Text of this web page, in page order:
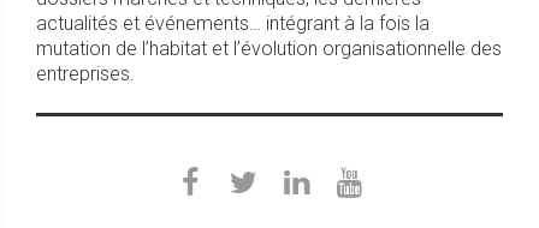
actualités et événements… intégrant à la fois la
mutation de l’habitat et l’évolution organisationnelle des
entreprises.